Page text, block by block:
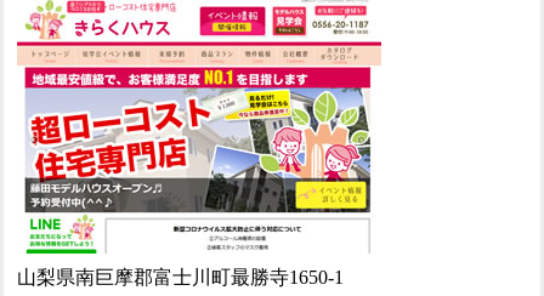
山梨県南巨摩郡富士川町最勝寺1650-1